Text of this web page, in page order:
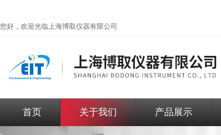
您好，欢迎光临上海博取仪器有限公司
首页 关于我们 产品展示